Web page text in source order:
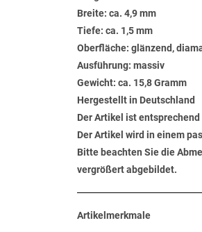
Breite: ca. 4,9 mm
Tiefe: ca. 1,5 mm
Oberfläche: glänzend,
Ausführung: massiv
Gewicht: ca. 15,8 Gramm
Hergestellt in Deutschland
Der Artikel ist
Der Artikel wird in einem
Bitte beachten Sie die
vergrößert abgebildet.
Artikelmerkmale